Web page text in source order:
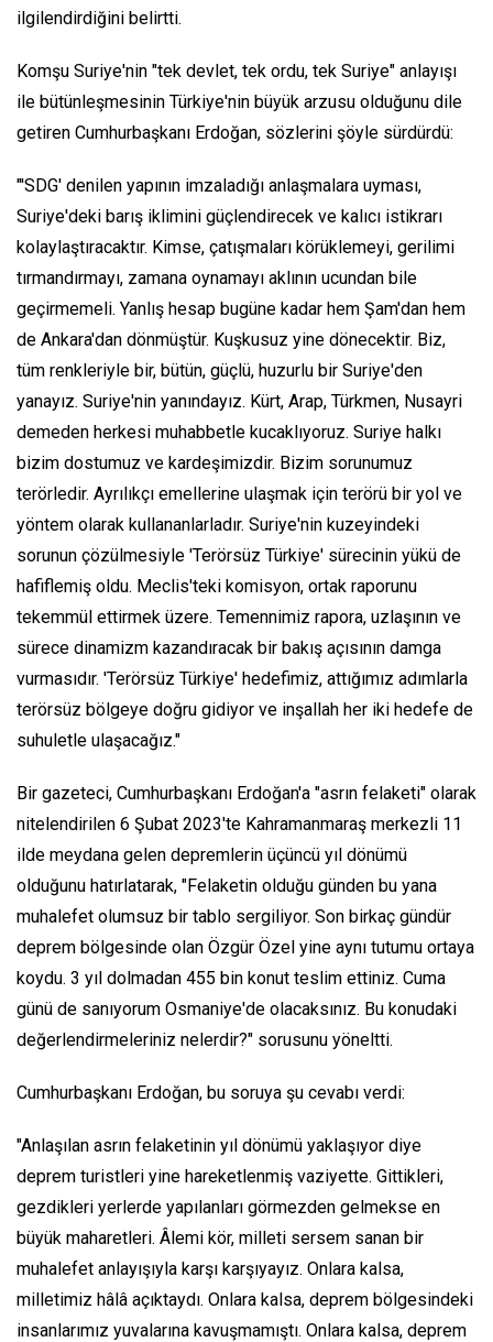
ilgilendirdiğini belirtti.
Komşu Suriye'nin "tek devlet, tek ordu, tek Suriye" anlayışı
ile bütünleşmesinin Türkiye'nin büyük arzusu olduğunu dile
getiren Cumhurbaşkanı Erdoğan, sözlerini şöyle sürdürdü:
"'SDG' denilen yapının imzaladığı anlaşmalara uyması,
Suriye'deki barış iklimini güçlendirecek ve kalıcı istikrarı
kolaylaştıracaktır. Kimse, çatışmaları körüklemeyi, gerilimi
tırmandırmayı, zamana oynamayı aklının ucundan bile
geçirmemeli. Yanlış hesap bugüne kadar hem Şam'dan hem
de Ankara'dan dönmüştür. Kuşkusuz yine dönecektir. Biz,
tüm renkleriyle bir, bütün, güçlü, huzurlu bir Suriye'den
yanayız. Suriye'nin yanındayız. Kürt, Arap, Türkmen, Nusayri
demeden herkesi muhabbetle kucaklıyoruz. Suriye halkı
bizim dostumuz ve kardeşimizdir. Bizim sorunumuz
terörledir. Ayrılıkçı emellerine ulaşmak için terörü bir yol ve
yöntem olarak kullananlarladır. Suriye'nin kuzeyindeki
sorunun çözülmesiyle 'Terörsüz Türkiye' sürecinin yükü de
hafiflemiş oldu. Meclis'teki komisyon, ortak raporunu
tekemmül ettirmek üzere. Temennimiz rapora, uzlaşının ve
sürece dinamizm kazandıracak bir bakış açısının damga
vurmasıdır. 'Terörsüz Türkiye' hedefimiz, attığımız adımlarla
terörsüz bölgeye doğru gidiyor ve inşallah her iki hedefe de
suhuletle ulaşacağız."
Bir gazeteci, Cumhurbaşkanı Erdoğan'a "asrın felaketi" olarak
nitelendirilen 6 Şubat 2023'te Kahramanmaraş merkezli 11
ilde meydana gelen depremlerin üçüncü yıl dönümü
olduğunu hatırlatarak, "Felaketin olduğu günden bu yana
muhalefet olumsuz bir tablo sergiliyor. Son birkaç gündür
deprem bölgesinde olan Özgür Özel yine aynı tutumu ortaya
koydu. 3 yıl dolmadan 455 bin konut teslim ettiniz. Cuma
günü de sanıyorum Osmaniye'de olacaksınız. Bu konudaki
değerlendirmeleriniz nelerdir?" sorusunu yöneltti.
Cumhurbaşkanı Erdoğan, bu soruya şu cevabı verdi:
"Anlaşılan asrın felaketinin yıl dönümü yaklaşıyor diye
deprem turistleri yine hareketlenmiş vaziyette. Gittikleri,
gezdikleri yerlerde yapılanları görmezden gelmekse en
büyük maharetleri. Âlemi kör, milleti sersem sanan bir
muhalefet anlayışıyla karşı karşıyayız. Onlara kalsa,
milletimiz hâlâ açıktaydı. Onlara kalsa, deprem bölgesindeki
insanlarımız yuvalarına kavuşmamıştı. Onlara kalsa, deprem